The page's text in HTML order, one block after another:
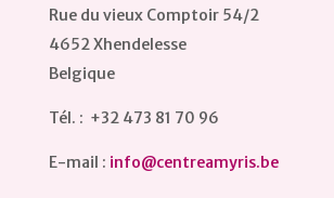
Rue du vieux Comptoir 54/2
4652 Xhendelesse
Belgique
Tél. : +32 473 81 70 96
E-mail : info@centreamyris.be